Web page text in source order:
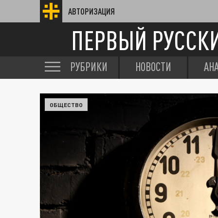
АВТОРИЗАЦИЯ
ПЕРВЫЙ
РУБРИКИ НОВОСТИ
ОБЩЕСТВО